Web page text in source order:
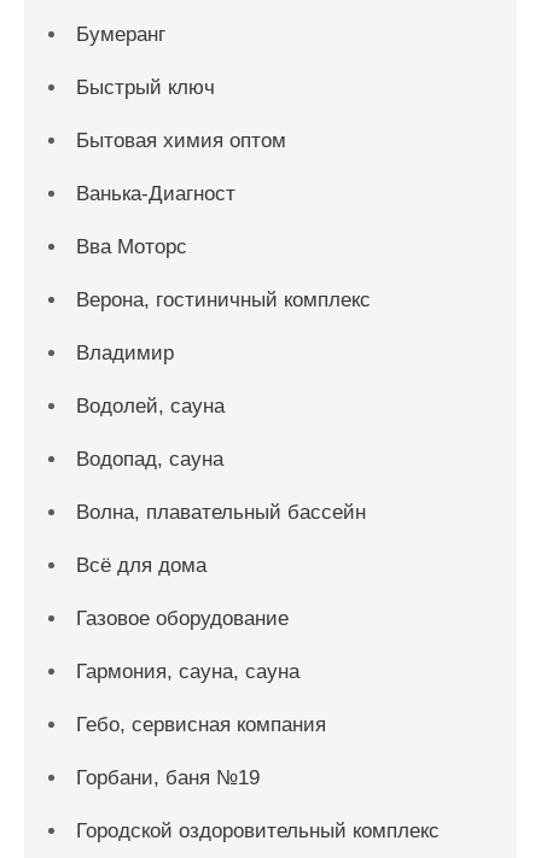
Бумеранг
Быстрый ключ
Бытовая химия оптом
Ванька-Диагност
Вва Моторс
Верона, гостиничный комплекс
Владимир
Водолей, сауна
Водопад, сауна
Волна, плавательный бассейн
Всё для дома
Газовое оборудование
Гармония, сауна, сауна
Гебо, сервисная компания
Горбани, баня №19
Городской оздоровительный комплекс